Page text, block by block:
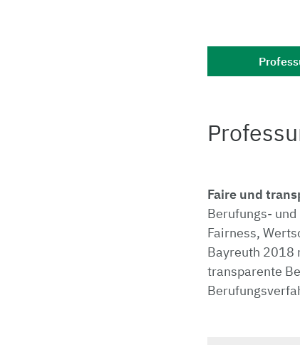
Faire und
Berufungs-
Fairness,
Bayreuth 2018
transparente